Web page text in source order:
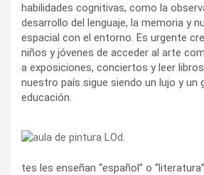
habilidades cognitivas, como la
desarrollo del lenguaje, la memoria y
espacial con el entorno. Es urgente
niños y jóvenes de acceder al arte
a exposiciones, conciertos y leer
nuestro país sigue siendo un lujo y un
educación.
tes les enseñan “español” o